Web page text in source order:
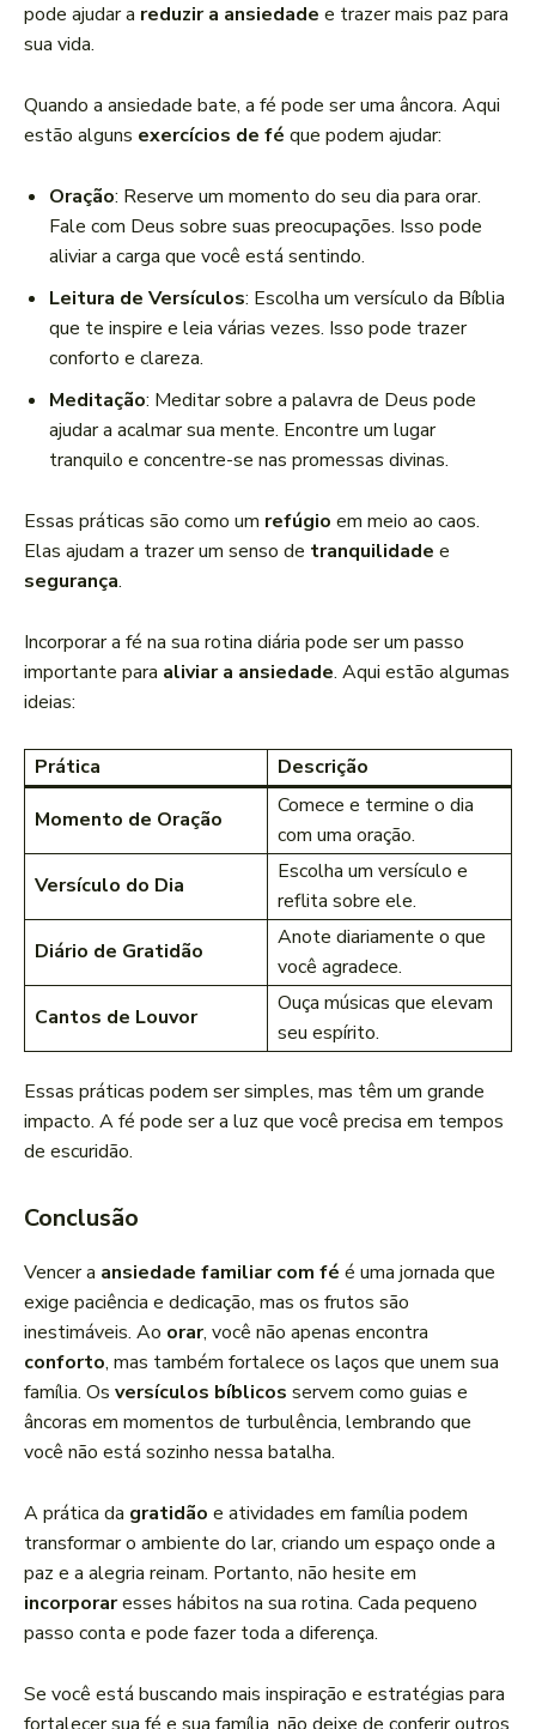
pode ajudar a reduzir a ansiedade e trazer mais paz para
sua vida.
Quando a ansiedade bate, a fé pode ser uma âncora. Aqui
estão alguns exercícios de fé que podem ajudar:
Oração: Reserve um momento do seu dia para orar.
Fale com Deus sobre suas preocupações. Isso pode
aliviar a carga que você está sentindo.
Leitura de Versículos: Escolha um versículo da Bíblia
que te inspire e leia várias vezes. Isso pode trazer
conforto e clareza.
Meditação: Meditar sobre a palavra de Deus pode
ajudar a acalmar sua mente. Encontre um lugar
tranquilo e concentre-se nas promessas divinas.
Essas práticas são como um refúgio em meio ao caos.
Elas ajudam a trazer um senso de tranquilidade e
segurança.
Incorporar a fé na sua rotina diária pode ser um passo
importante para aliviar a ansiedade. Aqui estão algumas
ideias:
Prática
Descrição
Momento de Oração
Comece e termine o dia
com uma oração.
Versículo do Dia
Escolha um versículo e
reflita sobre ele.
Diário de Gratidão
Anote diariamente o que
você agradece.
Cantos de Louvor
Ouça músicas que elevam
seu espírito.
Essas práticas podem ser simples, mas têm um grande
impacto. A fé pode ser a luz que você precisa em tempos
de escuridão.
Conclusão
Vencer a ansiedade familiar com fé é uma jornada que
exige paciência e dedicação, mas os frutos são
inestimáveis. Ao orar, você não apenas encontra
conforto, mas também fortalece os laços que unem sua
família. Os versículos bíblicos servem como guias e
âncoras em momentos de turbulência, lembrando que
você não está sozinho nessa batalha.
A prática da gratidão e atividades em família podem
transformar o ambiente do lar, criando um espaço onde a
paz e a alegria reinam. Portanto, não hesite em
incorporaresses hábitos na sua rotina. Cada pequeno
passo conta e pode fazer toda a diferença.
Se você está buscando mais inspiração e estratégias para